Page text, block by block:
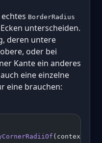
BorderRadius
unterscheiden.
deren untere
oder bei
Kante ein anderes
eine einzelne
eine brauchen:
(context)